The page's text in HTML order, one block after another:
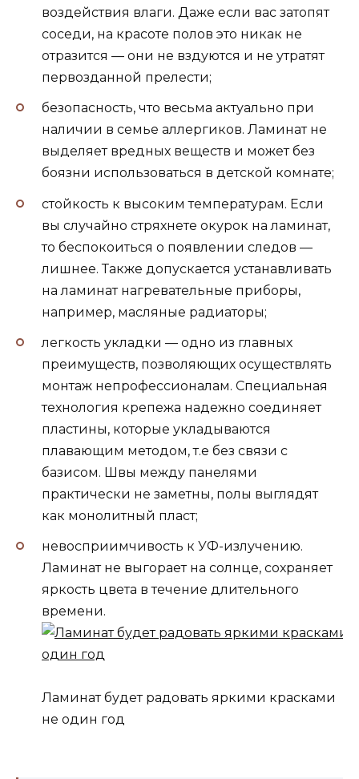
воздействия влаги. Даже если вас затопят
соседи, на красоте полов это никак не
отразится — они не вздуются и не утратят
первозданной прелести;
безопасность, что весьма актуально при
наличии в семье аллергиков. Ламинат не
выделяет вредных веществ и может без
боязни использоваться в детской комнате;
стойкость к высоким температурам. Если
вы случайно стряхнете окурок на ламинат,
то беспокоиться о появлении следов —
лишнее. Также допускается устанавливать
на ламинат нагревательные приборы,
например, масляные радиаторы;
легкость укладки — одно из главных
преимуществ, позволяющих осуществлять
монтаж непрофессионалам. Специальная
технология крепежа надежно соединяет
пластины, которые укладываются
плавающим методом, т.е без связи с
базисом. Швы между панелями
практически не заметны, полы выглядят
как монолитный пласт;
невосприимчивость к УФ-излучению.
Ламинат не выгорает на солнце, сохраняет
яркость цвета в течение длительного
времени.
Ламинат будет радовать яркими красками
не один год